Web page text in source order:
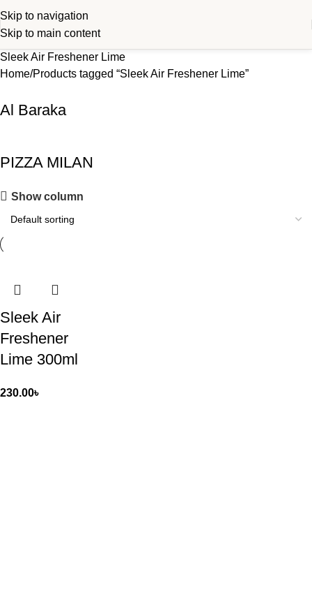
Skip to navigation
Skip to main content
Sleek Air Freshener Lime
Home Products tagged “Sleek Air Freshener Lime”
Al Baraka
PIZZA MILAN
Show column
Sleek Air
Freshener
Lime 300ml
230.00৳